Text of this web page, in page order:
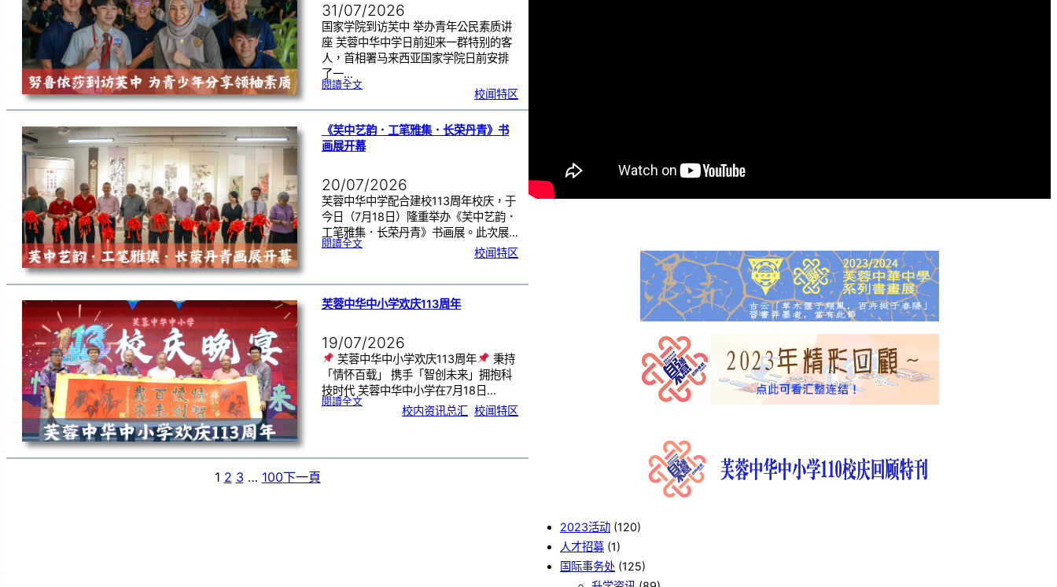
31/07/2026
国家学院到访芙中 举办青年公民素质讲
座 芙蓉中华中学日前迎来一群特别的客
人，首相署马来西亚国家学院日前安排
了一…
閱讀全文:努
家
院
到
访
芙
中
分
享
袖
素
质
讲
座
校闻特区
《芙中艺韵．工笔雅集．长荣丹青》书
画展开幕
20/07/2026
芙蓉中华中学配合建校113周年校庆，于
今日（7月18日）隆重举办《芙中艺韵．
工笔雅集．长荣丹青》书画展。此次展…
閱讀全文:《
笔
集
．
长
荣
书
画
展
开
幕
校闻特区
芙蓉中华中小学欢庆113周年
19/07/2026
芙蓉中华中小学欢庆113周年
秉持
「情怀百载」 携手「智创未来」拥抱科
技时代 芙蓉中华中小学在7月18日…
閱讀全文:芙
1
1
校内资讯总汇 校闻特区
1 2 3 … 100下一頁
2023活动 (120)
人才招募 (1)
国际事务处 (125)